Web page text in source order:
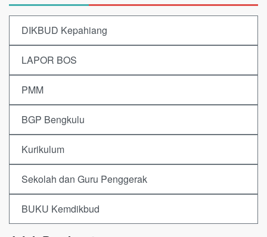
DIKBUD Kepahiang
LAPOR BOS
PMM
BGP Bengkulu
Kurikulum
Sekolah dan Guru Penggerak
BUKU Kemdikbud